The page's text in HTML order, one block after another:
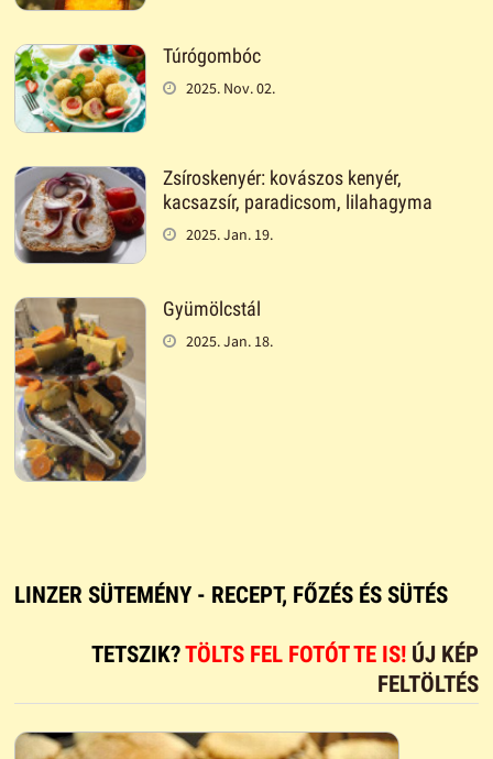
Túrógombóc
2025. Nov. 02.
Zsíroskenyér: kovászos kenyér,
kacsazsír, paradicsom, lilahagyma
2025. Jan. 19.
Gyümölcstál
2025. Jan. 18.
LINZER SÜTEMÉNY - RECEPT, FŐZÉS ÉS SÜTÉS
TETSZIK?TÖLTS FEL FOTÓT TE IS! ÚJ KÉP
FELTÖLTÉS